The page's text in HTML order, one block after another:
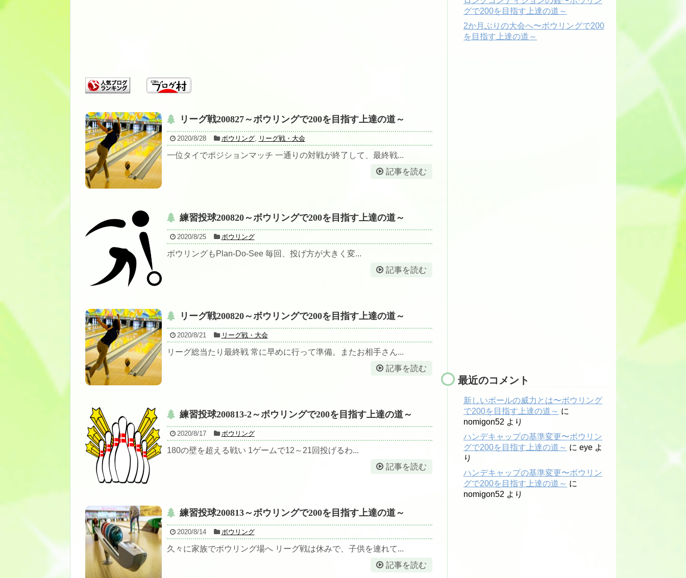
リーグ戦200827～ボウリングで200を目指す上達の道～
2020/8/28 ボウリング, リーグ戦・大会
一位タイでポジションマッチ 一通りの対戦が終了して、最終戦...
記事を読む
練習投球200820～ボウリングで200を目指す上達の道～
2020/8/25 ボウリング
ボウリングもPlan-Do-See 毎回、投げ方が大きく変...
記事を読む
リーグ戦200820～ボウリングで200を目指す上達の道～
2020/8/21 リーグ戦・大会
リーグ総当たり最終戦 常に早めに行って準備。またお相手さん...
記事を読む
練習投球200813-2～ボウリングで200を目指す上達の道～
2020/8/17 ボウリング
180の壁を超える戦い 1ゲームで12～21回投げるわ...
記事を読む
練習投球200813～ボウリングで200を目指す上達の道～
2020/8/14 ボウリング
久々に家族でボウリング場へ リーグ戦は休みで、子供を連れて...
記事を読む
グで200を目指す上達の道～
2か月ぶりの大会へ〜ボウリングで200
を目指す上達の道～
最近のコメント
新しいボールの威力とは〜ボウリング
で200を目指す上達の道～ に
nomigon52 より
ハンデキャップの基準変更〜ボウリン
グで200を目指す上達の道～ に eye よ
り
ハンデキャップの基準変更〜ボウリン
グで200を目指す上達の道～ に
nomigon52 より